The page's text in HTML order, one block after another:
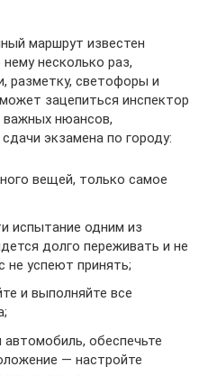
маршрут известен
несколько раз,
разметку, светофоры и
зацепиться инспектор
нюансов,
экзамена по городу:
вещей, только самое
испытание одним из
долго переживать и не
не успеют принять;
и выполняйте все
обеспечьте
— настройте